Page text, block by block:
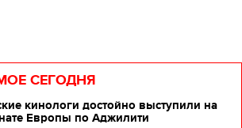
СЕГОДНЯ
кинологи достойно выступили на
Европы по Аджилити